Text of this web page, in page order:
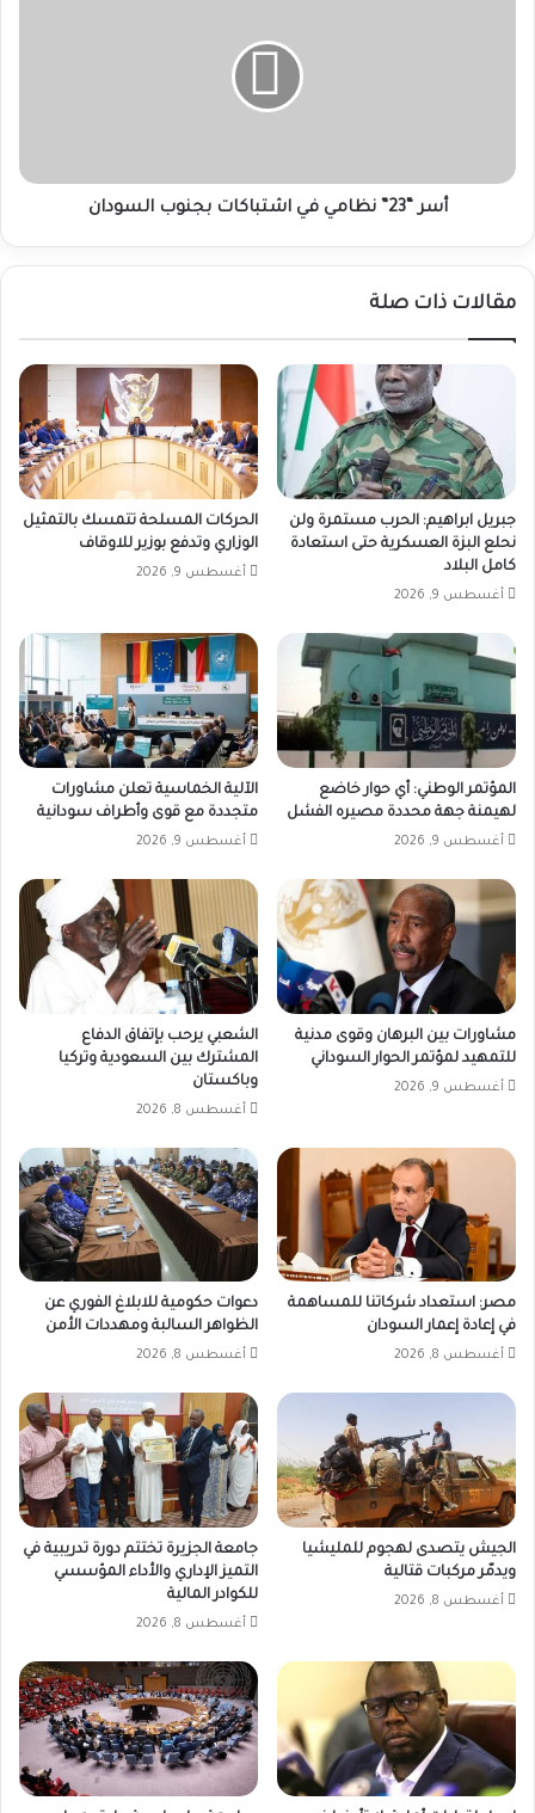
أسر “23” نظامي في اشتباكات بجنوب السودان
مقالات ذات صلة
جبريل ابراهيم: الحرب مستمرة ولن
نحلع البزة العسكرية حتى استعادة
كامل البلاد
أغسطس 9, 2026
الحركات المسلحة تتمسك بالتمثيل
الوزاري وتدفع بوزير للاوقاف
أغسطس 9, 2026
المؤتمر الوطني: أي حوار خاضع
لهيمنة جهة محددة مصيره الفشل
أغسطس 9, 2026
الآلية الخماسية تعلن مشاورات
متجددة مع قوى وأطراف سودانية
أغسطس 9, 2026
مشاورات بين البرهان وقوى مدنية
للتمهيد لمؤتمر الحوار السوداني
أغسطس 9, 2026
الشعبي يرحب بإتفاق الدفاع
المشترك بين السعودية وتركيا
وباكستان
أغسطس 8, 2026
مصر: استعداد شركاتنا للمساهمة
في إعادة إعمار السودان
أغسطس 8, 2026
دعوات حكومية للابلاغ الفوري عن
الظواهر السالبة ومهددات الأمن
أغسطس 8, 2026
الجيش يتصدى لهجوم للمليشيا
ويدمّر مركبات قتالية
أغسطس 8, 2026
جامعة الجزيرة تختتم دورة تدريبية في
التميز الإداري والأداء المؤسسي
للكوادر المالية
أغسطس 8, 2026